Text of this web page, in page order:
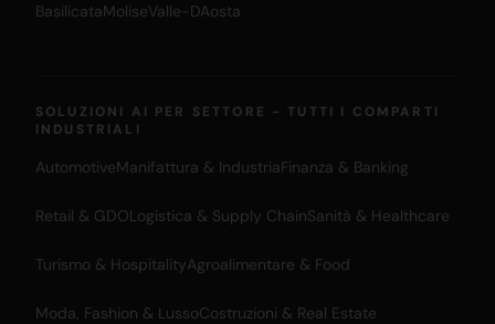
BasilicataMoliseValle-DAosta
SOLUZIONI AI PER SETTORE - TUTTI I COMPARTI
INDUSTRIALI
AutomotiveManifattura & IndustriaFinanza & Banking
Retail & GDOLogistica & Supply ChainSanità & Healthcare
Turismo & HospitalityAgroalimentare & Food
Moda, Fashion & LussoCostruzioni & Real Estate